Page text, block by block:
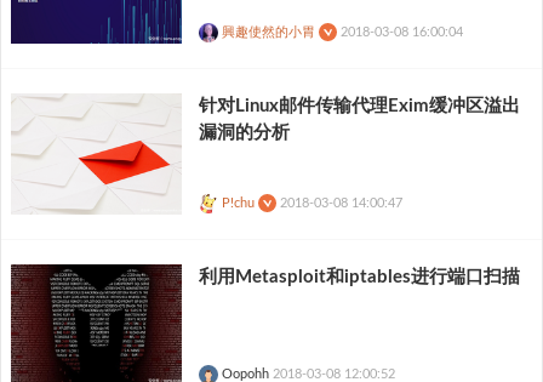
興趣使然的小胃 2018-03-08 16:00:04
针对Linux邮件传输代理Exim缓冲区溢出
漏洞的分析
P!chu 2018-03-08 14:00:47
利用Metasploit和iptables进行端口扫描
Oopohh 2018-03-08 12:00:52